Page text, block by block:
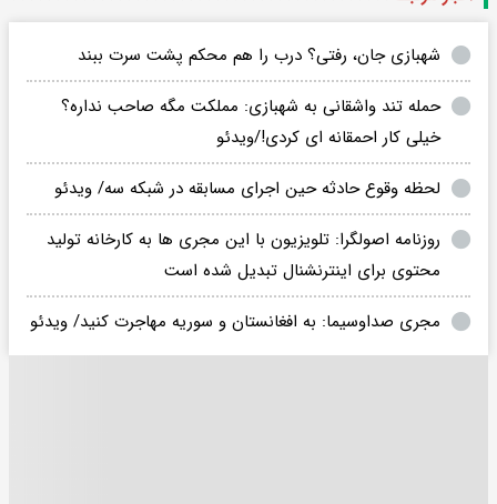
شهبازی جان، رفتی؟ درب را هم محکم پشت سرت ببند
حمله تند واشقانی به شهبازی: مملکت مگه صاحب نداره؟
خیلی کار احمقانه‌ ای کردی!/ویدئو
لحظه وقوع حادثه حین اجرای مسابقه در شبکه سه/ ویدئو
روزنامه اصولگرا: تلویزیون با این مجری ها به کارخانه تولید
محتوی برای اینترنشنال تبدیل شده است
مجری صداوسیما: به افغانستان و سوریه مهاجرت کنید/ ویدئو